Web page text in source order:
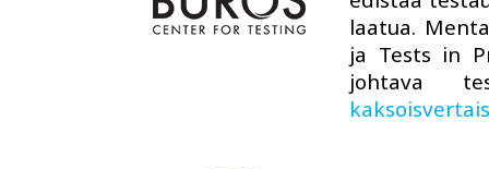
laatua.
ja Tests in
johtava